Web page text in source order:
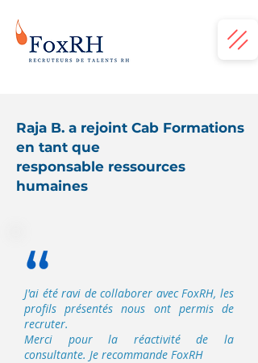
Raja B. a rejoint Cab Formations
en tant que
responsable ressources
humaines
J'ai été ravi de collaborer avec FoxRH, les
profils présentés nous ont permis de
recruter.
Merci pour la réactivité de la
consultante. Je recommande FoxRH